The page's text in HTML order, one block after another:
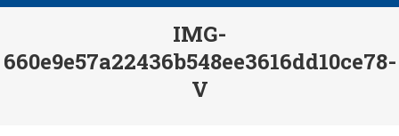
IMG-
660e9e57a22436b548ee3616dd10ce78-
V